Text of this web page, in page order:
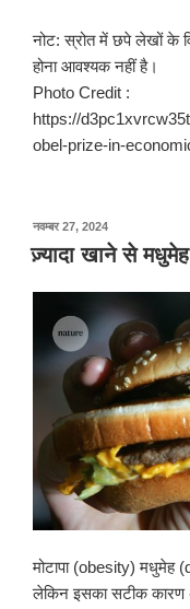
नोट: स्रोत में छपे लेखों के
होना आवश्यक नहीं है।
Photo Credit :
https://
obel-prize-in-
नवम्बर 27, 2024पर
प्रकाशित
किया
ज़्यादा खाने से
मोटापा (obesity) मधुमेह
लेकिन इसका सटीक कारण